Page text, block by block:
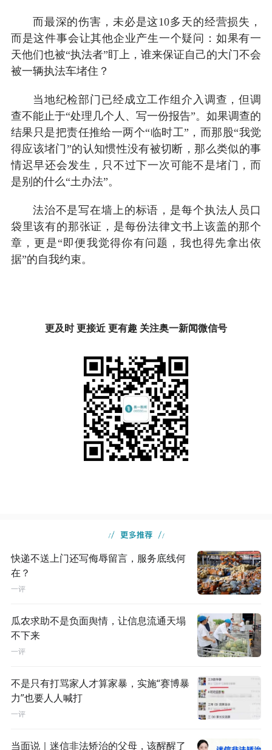
而最深的伤害，未必是这10多天的经营损失，
而是这件事会让其他企业产生一个疑问：如果有一
天他们也被“执法者”盯上，谁来保证自己的大门不会
被一辆执法车堵住？
当地纪检部门已经成立工作组介入调查，但调
查不能止于“处理几个人、写一份报告”。如果调查的
结果只是把责任推给一两个“临时工”，而那股“我觉
得应该堵门”的认知惯性没有被切断，那么类似的事
情迟早还会发生，只不过下一次可能不是堵门，而
是别的什么“土办法”。
法治不是写在墙上的标语，是每个执法人员口
袋里该有的那张证，是每份法律文书上该盖的那个
章，更是“即便我觉得你有问题，我也得先拿出依
据”的自我约束。
更及时 更接近 更有趣 关注奥一新闻微信号
快递不送上门还写侮辱留言，服务底线何
在？
一评
瓜农求助不是负面舆情，让信息流通天塌
不下来
一评
不是只有打骂家人才算家暴，实施“赛博暴
力”也要人人喊打
一评
当面说｜迷信非法矫治的父母，该醒醒了